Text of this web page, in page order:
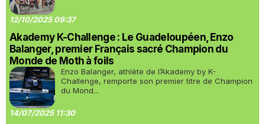
12/10/2025 09:37
Akademy K-Challenge : Le Guadeloupéen, Enzo
Balanger, premier Français sacré Champion du
Monde de Moth à foils
Enzo Balanger, athlète de l’Akademy by K-
Challenge, remporte son premier titre de Champion
du Mond...
14/07/2025 11:30